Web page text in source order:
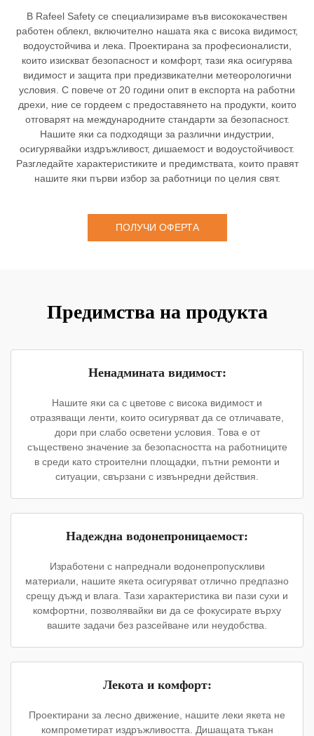
В Rafeel Safety се специализираме във висококачествен
работен облекл, включително нашата яка с висока видимост,
водоустойчива и лека. Проектирана за професионалисти,
които изискват безопасност и комфорт, тази яка осигурява
видимост и защита при предизвикателни метеорологични
условия. С повече от 20 години опит в експорта на работни
дрехи, ние се гордеем с предоставянето на продукти, които
отговарят на международните стандарти за безопасност.
Нашите яки са подходящи за различни индустрии,
осигурявайки издръжливост, дишаемост и водоустойчивост.
Разгледайте характеристиките и предимствата, които правят
нашите яки първи избор за работници по целия свят.
ПОЛУЧИ ОФЕРТА
Предимства на продукта
Ненадмината видимост:
Нашите яки са с цветове с висока видимост и
отразяващи ленти, които осигуряват да се отличавате,
дори при слабо осветени условия. Това е от
съществено значение за безопасността на работниците
в среди като строителни площадки, пътни ремонти и
ситуации, свързани с извънредни действия.
Надеждна водонепроницаемост:
Изработени с напреднали водонепропускливи
материали, нашите якета осигуряват отлично предпазно
срещу дъжд и влага. Тази характеристика ви пази сухи и
комфортни, позволявайки ви да се фокусирате върху
вашите задачи без разсейване или неудобства.
Лекота и комфорт:
Проектирани за лесно движение, нашите леки якета не
компрометират издръжливостта. Дишащата тъкан